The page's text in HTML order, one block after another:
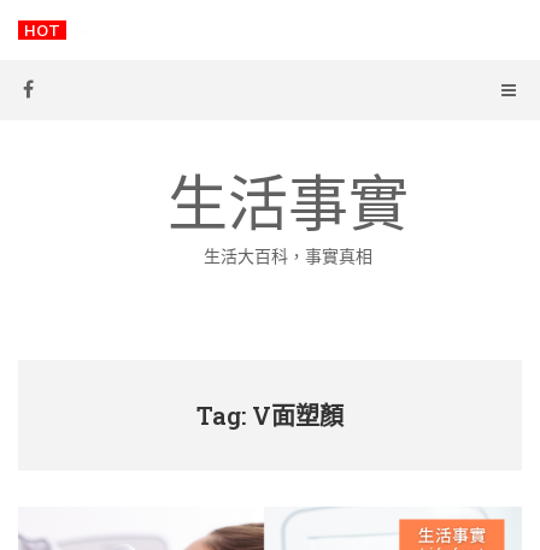
HOT
生活事實
生活大百科，事實真相
Tag: V面塑顏